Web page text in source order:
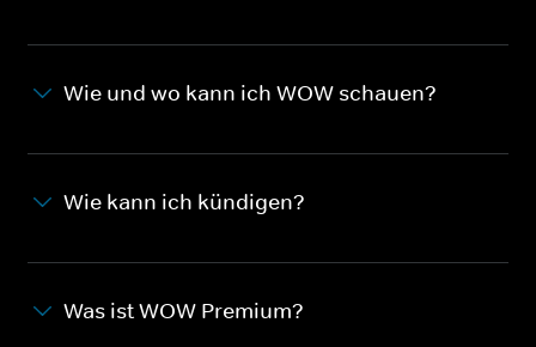
Wie und wo kann ich WOW schauen?
Wie kann ich kündigen?
Was ist WOW Premium?